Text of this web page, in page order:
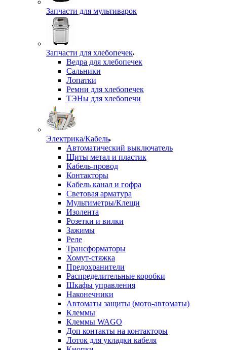
Запчасти для мультиварок
Запчасти для хлебопечек
Ведра для хлебопечек
Сальники
Лопатки
Ремни для хлебопечек
ТЭНы для хлебопечи
Электрика/Кабель
Автоматический выключатель
Щиты метал и пластик
Кабель-провод
Контакторы
Кабель канал и гофра
Световая арматура
Мультиметры/Клещи
Изолента
Розетки и вилки
Зажимы
Реле
Трансформаторы
Хомут-стяжка
Предохранители
Распределительные коробки
Шкафы управления
Наконечники
Автоматы защиты (мото-автоматы)
Клеммы
Клеммы WAGO
Доп контакты на контакторы
Лоток для укладки кабеля